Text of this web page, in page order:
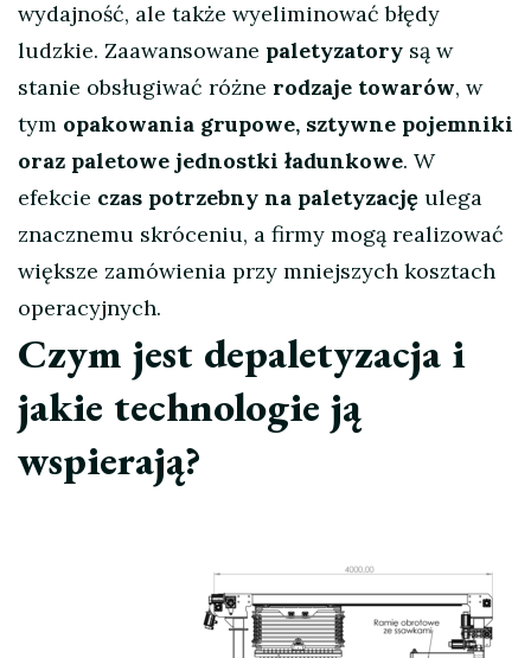
wydajność, ale także wyeliminować błędy
ludzkie. Zaawansowane paletyzatory są w
stanie obsługiwać różne rodzaje towarów, w
tym opakowania grupowe, sztywne pojemniki
oraz paletowe jednostki ładunkowe. W
efekcie czas potrzebny na paletyzację ulega
znacznemu skróceniu, a firmy mogą realizować
większe zamówienia przy mniejszych kosztach
operacyjnych.
Czym jest depaletyzacja i
jakie technologie ją
wspierają?